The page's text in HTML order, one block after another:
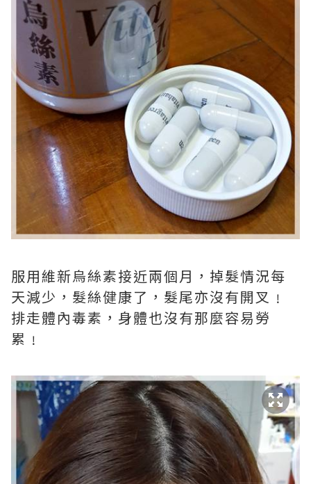
服用維新烏絲素接近兩個月，掉髮情況每
天減少，髮絲健康了，髮尾亦沒有開叉﹗
排走體內毒素，身體也沒有那麼容易勞
累﹗